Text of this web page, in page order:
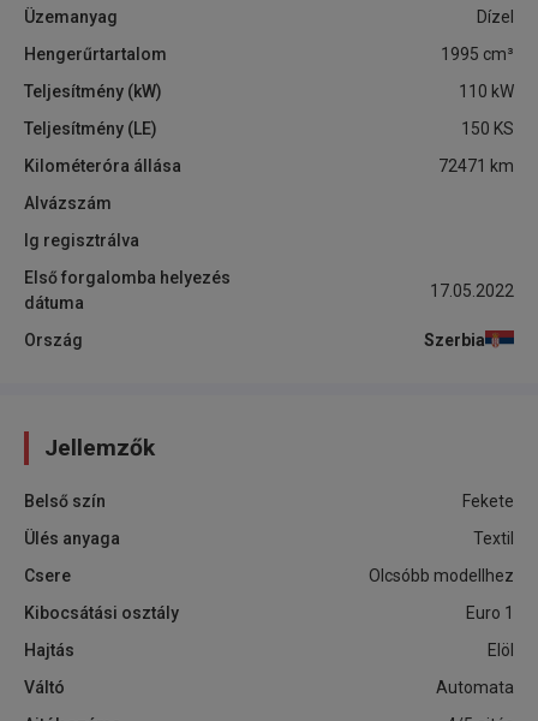
Üzemanyag
Dízel
Hengerűrtartalom
1995 cm³
Teljesítmény (kW)
110 kW
Teljesítmény (LE)
150 KS
Kilométeróra állása
72471 km
Alvázszám
Ig regisztrálva
Első forgalomba helyezés
dátuma
17.05.2022
Ország Szerbia
Jellemzők
Belső szín
Fekete
Ülés anyaga
Textil
Csere
Olcsóbb modellhez
Kibocsátási osztály
Euro 1
Hajtás
Elöl
Váltó
Automata